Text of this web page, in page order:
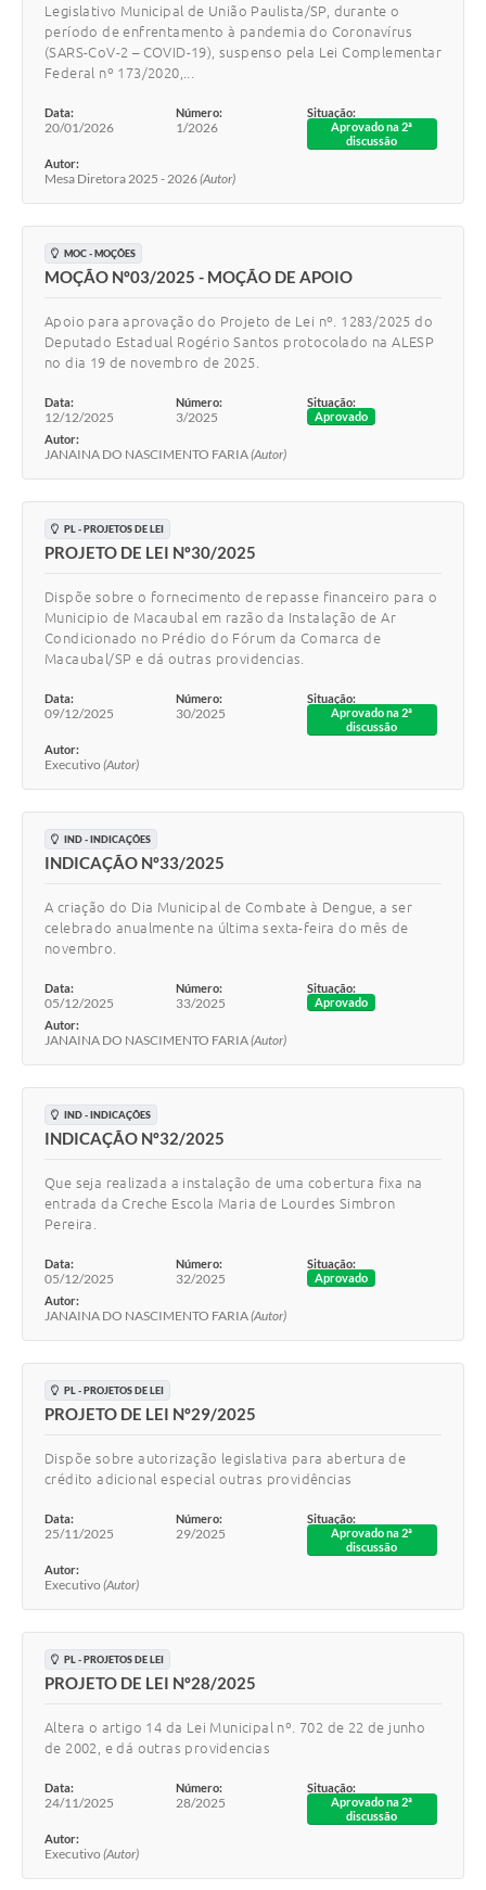
Legislativo Municipal de União Paulista/SP, durante o
período de enfrentamento à pandemia do Coronavírus
(SARS-CoV-2 – COVID-19), suspenso pela Lei Complementar
Federal nº 173/2020,...
Data:
20/01/2026
Número:
1/2026
Situação:
Aprovado na 2ª
discussão
Autor:
Mesa Diretora 2025 - 2026(Autor)
MOC - MOÇÕES
MOÇÃO Nº03/2025 - MOÇÃO DE APOIO
Apoio para aprovação do Projeto de Lei nº. 1283/2025 do
Deputado Estadual Rogério Santos protocolado na ALESP
no dia 19 de novembro de 2025.
Data:
12/12/2025
Número:
3/2025
Situação:
Aprovado
Autor:
JANAINA DO NASCIMENTO FARIA(Autor)
PL - PROJETOS DE LEI
PROJETO DE LEI Nº30/2025
Dispõe sobre o fornecimento de repasse financeiro para o
Municipio de Macaubal em razão da Instalação de Ar
Condicionado no Prédio do Fórum da Comarca de
Macaubal/SP e dá outras providencias.
Data:
09/12/2025
Número:
30/2025
Situação:
Aprovado na 2ª
discussão
Autor:
Executivo (Autor)
IND - INDICAÇÕES
INDICAÇÃO Nº33/2025
A criação do Dia Municipal de Combate à Dengue, a ser
celebrado anualmente na última sexta-feira do mês de
novembro.
Data:
05/12/2025
Número:
33/2025
Situação:
Aprovado
Autor:
JANAINA DO NASCIMENTO FARIA(Autor)
IND - INDICAÇÕES
INDICAÇÃO Nº32/2025
Que seja realizada a instalação de uma cobertura fixa na
entrada da Creche Escola Maria de Lourdes Simbron
Pereira.
Data:
05/12/2025
Número:
32/2025
Situação:
Aprovado
Autor:
JANAINA DO NASCIMENTO FARIA(Autor)
PL - PROJETOS DE LEI
PROJETO DE LEI Nº29/2025
Dispõe sobre autorização legislativa para abertura de
crédito adicional especial outras providências
Data:
25/11/2025
Número:
29/2025
Situação:
Aprovado na 2ª
discussão
Autor:
Executivo (Autor)
PL - PROJETOS DE LEI
PROJETO DE LEI Nº28/2025
Altera o artigo 14 da Lei Municipal nº. 702 de 22 de junho
de 2002, e dá outras providencias
Data:
24/11/2025
Número:
28/2025
Situação:
Aprovado na 2ª
discussão
Autor:
Executivo (Autor)